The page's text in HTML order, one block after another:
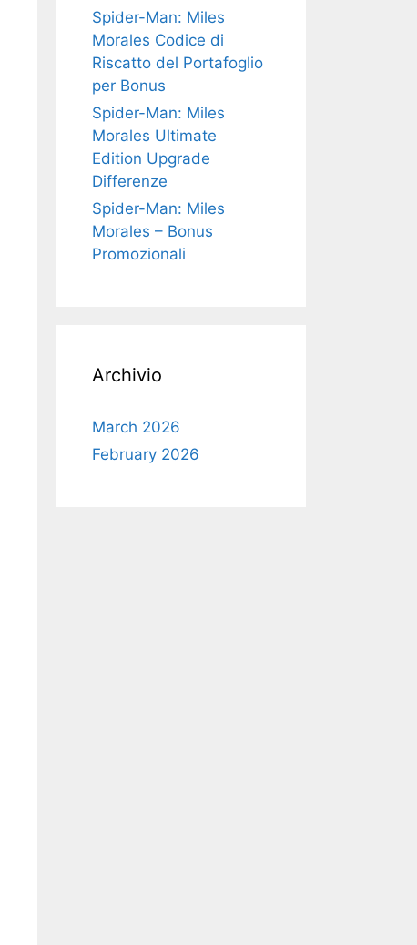
Spider-Man: Miles
Morales Codice di
Riscatto del Portafoglio
per Bonus
Spider-Man: Miles
Morales Ultimate
Edition Upgrade
Differenze
Spider-Man: Miles
Morales – Bonus
Promozionali
Archivio
March 2026
February 2026